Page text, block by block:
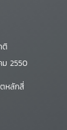
ติ
ม 2550
หลักสี่